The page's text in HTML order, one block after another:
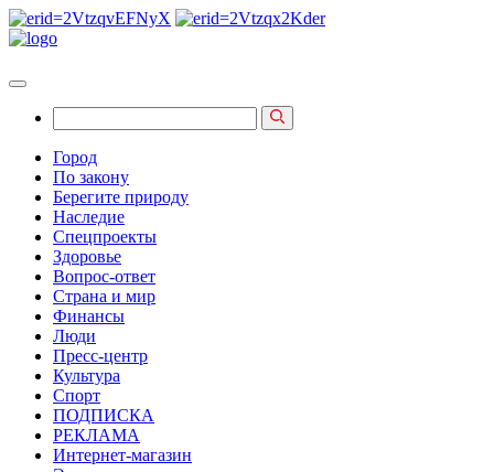
Город
По закону
Берегите природу
Наследие
Спецпроекты
Здоровье
Вопрос-ответ
Страна и мир
Финансы
Люди
Пресс-центр
Культура
Спорт
ПОДПИСКА
РЕКЛАМА
Интернет-магазин